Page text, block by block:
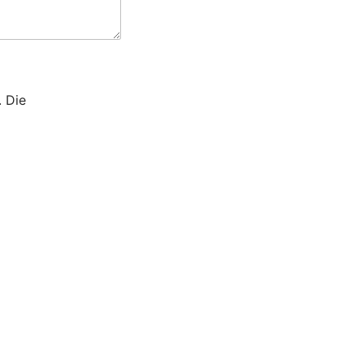
Die